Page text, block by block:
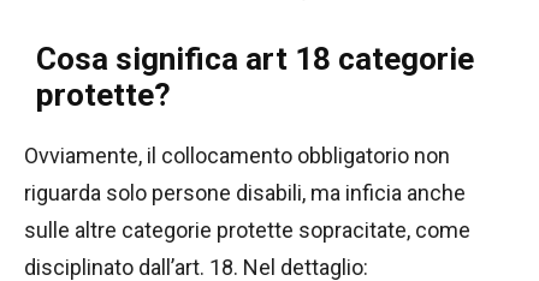
Cosa significa art 18 categorie
protette?
Ovviamente, il collocamento obbligatorio non
riguarda solo persone disabili, ma inficia anche
sulle altre categorie protette sopracitate, come
disciplinato dall’art. 18. Nel dettaglio: